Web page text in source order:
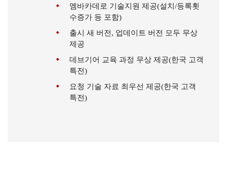
엠바카데로 기술지원 제공(설치/등록횟
수증가 등 포함)
출시 새 버전, 업데이트 버전 모두 무상
제공
데브기어 교육 과정 무상 제공(한국 고객
특전)
요청 기술 자료 최우선 제공(한국 고객
특전)